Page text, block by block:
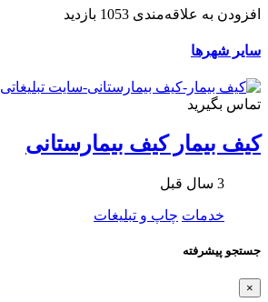
افزودن به علاقه‌مندی 1053 بازدید
سایر شهرها
تماس بگیرید
كيف بيمار كيف بيمارستانی
3 سال قبل
خدمات چاپ و تبلیغات
جستجو پیشرفته
×